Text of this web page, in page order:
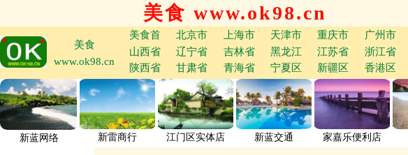
美食 www.ok98.cn
美食
www.ok98.cn
美食首 北京市 上海市 天津市 重庆市 广州市
山西省
辽宁省 吉林省 黑龙江 江苏省 浙江省
陕西省
甘肃省 青海省 宁夏区 新疆区 香港区
新蓝网络 新雷商行 江门区实体店 新蓝交通 家嘉乐便利店